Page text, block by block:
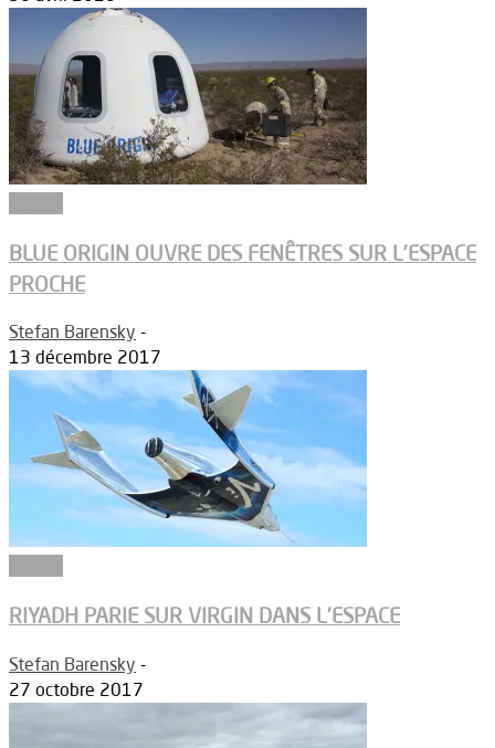
BLUE ORIGIN OUVRE DES FENÊTRES SUR L’ESPACE
PROCHE
Stefan Barensky -
13 décembre 2017
RIYADH PARIE SUR VIRGIN DANS L’ESPACE
Stefan Barensky -
27 octobre 2017